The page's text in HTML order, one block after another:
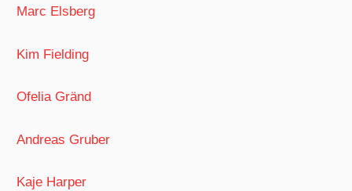
Marc Elsberg
Kim Fielding
Ofelia Gränd
Andreas Gruber
Kaje Harper